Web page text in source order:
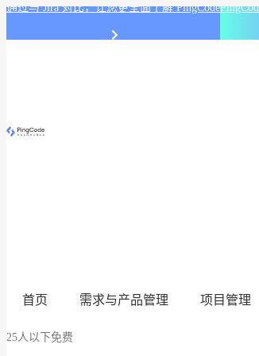
通过与 Jira 对比，让您更全面了解 PingCode
首页 需求与产品管理 项目管理
25人以下免费